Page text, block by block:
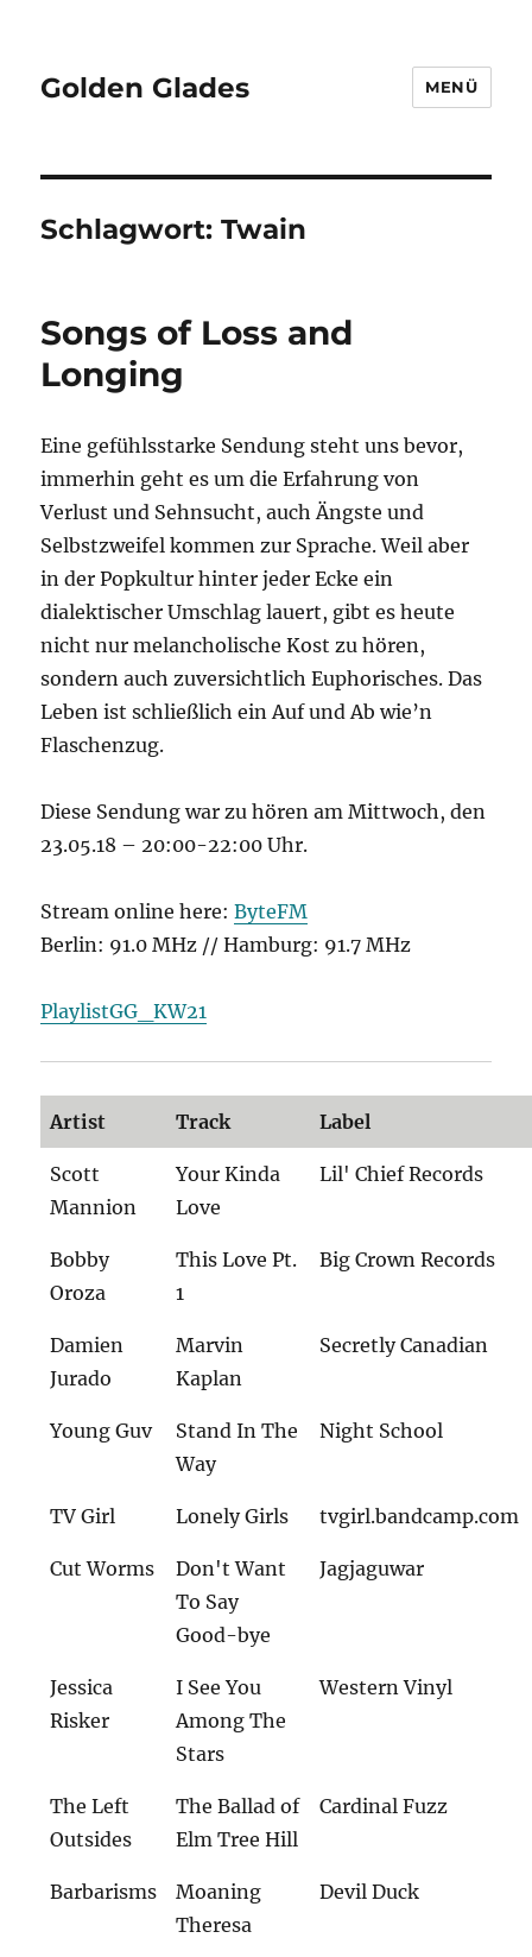
Golden Glades MENÜ
Schlagwort:Twain
Songs of Loss and
Longing
Eine gefühlsstarke Sendung steht uns bevor,
immerhin geht es um die Erfahrung von
Verlust und Sehnsucht, auch Ängste und
Selbstzweifel kommen zur Sprache. Weil aber
in der Popkultur hinter jeder Ecke ein
dialektischer Umschlag lauert, gibt es heute
nicht nur melancholische Kost zu hören,
sondern auch zuversichtlich Euphorisches. Das
Leben ist schließlich ein Auf und Ab wie’n
Flaschenzug.
Diese Sendung war zu hören am Mittwoch, den
23.05.18 – 20:00-22:00 Uhr.
Stream online here:ByteFM
Berlin: 91.0 MHz // Hamburg: 91.7 MHz
PlaylistGG_KW21
Artist Track Label
Scott
Mannion
Your Kinda
Love
Lil' Chief Records
Bobby
Oroza
This Love Pt.
1
Big Crown Records
Damien
Jurado
Marvin
Kaplan
Secretly Canadian
Young Guv
Stand In The
Way
Night School
TV Girl Lonely Girls tvgirl.bandcamp.com
Cut Worms
Don't Want
To Say
Good-bye
Jagjaguwar
Jessica
Risker
I See You
Among The
Stars
Western Vinyl
The Left
Outsides
The Ballad of
Elm Tree Hill
Cardinal Fuzz
Barbarisms
Moaning
Theresa
Devil Duck